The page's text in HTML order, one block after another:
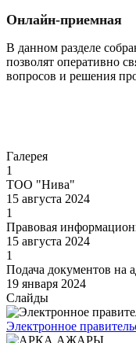
Онлайн-приемная
В данном разделе
позволят оперативно
вопросов и решения
Галерея
1
ТОО "Нива"
15 августа 2024
1
Правовая
15 августа 2024
1
Подача документов на
19 января 2024
Слайды
Электронное